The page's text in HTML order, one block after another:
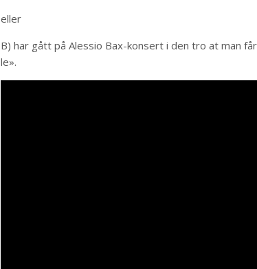
eller
B) har gått på Alessio Bax-konsert i den tro at man
le».